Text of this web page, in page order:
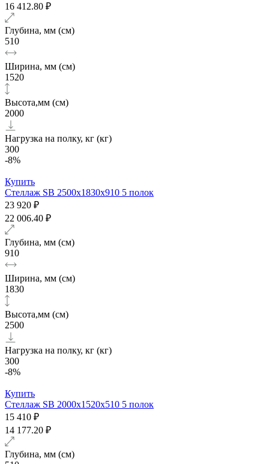
16 412.80 ₽
Глубина, мм (см)
510
Ширина, мм (см)
1520
Высота,мм (см)
2000
Нагрузка на полку, кг (кг)
300
-8%
Купить
Стеллаж SB 2500x1830x910 5 полок
23 920 ₽
22 006.40 ₽
Глубина, мм (см)
910
Ширина, мм (см)
1830
Высота,мм (см)
2500
Нагрузка на полку, кг (кг)
300
-8%
Купить
Стеллаж SB 2000х1520x510 5 полок
15 410 ₽
14 177.20 ₽
Глубина, мм (см)